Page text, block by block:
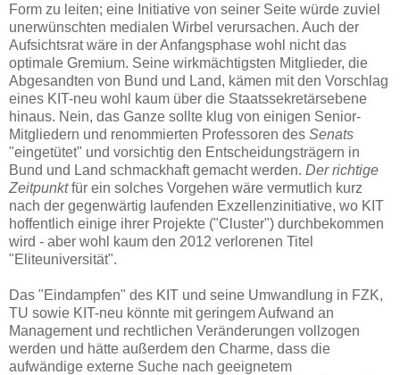
Form zu leiten; eine Initiative von seiner Seite würde zuviel
unerwünschten medialen Wirbel verursachen. Auch der
Aufsichtsrat wäre in der Anfangsphase wohl nicht das
optimale Gremium. Seine wirkmächtigsten Mitglieder, die
Abgesandten von Bund und Land, kämen mit den Vorschlag
eines KIT-neu wohl kaum über die Staatssekretärsebene
hinaus. Nein, das Ganze sollte klug von einigen Senior-
Mitgliedern und renommierten Professoren des Senats
"eingetütet" und vorsichtig den Entscheidungsträgern in
Bund und Land schmackhaft gemacht werden. Der richtige
Zeitpunktfür ein solches Vorgehen wäre vermutlich kurz
nach der gegenwärtig laufenden Exzellenzinitiative, wo KIT
hoffentlich einige ihrer Projekte ("Cluster") durchbekommen
wird - aber wohl kaum den 2012 verlorenen Titel
"Eliteuniversität".
Das "Eindampfen" des KIT und seine Umwandlung in FZK,
TU sowie KIT-neu könnte mit geringem Aufwand an
Management und rechtlichen Veränderungen vollzogen
werden und hätte außerdem den Charme, dass die
aufwändige externe Suche nach geeignetem